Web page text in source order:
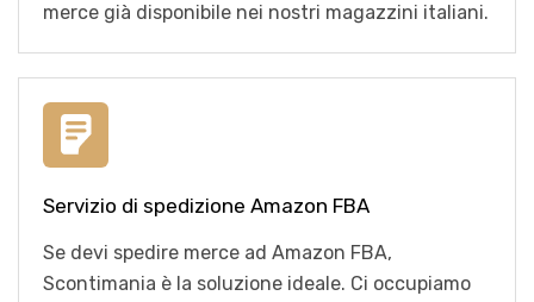
merce già disponibile nei nostri magazzini italiani.
Servizio di spedizione Amazon FBA
Se devi spedire merce ad Amazon FBA,
Scontimania è la soluzione ideale. Ci occupiamo